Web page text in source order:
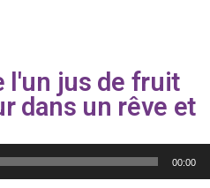
l'un jus de fruit
dans un rêve et
00:00